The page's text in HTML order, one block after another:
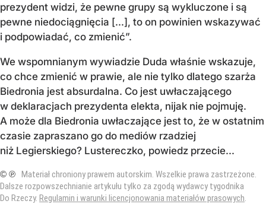
prezydent widzi, że pewne grupy są wykluczone i są
pewne niedociągnięcia [...], to on powinien wskazywać
i podpowiadać, co zmienić”.
We wspomnianym wywiadzie Duda właśnie wskazuje,
co chce zmienić w prawie, ale nie tylko dlatego szarża
Biedronia jest absurdalna. Co jest uwłaczającego
w deklaracjach prezydenta elekta, nijak nie pojmuję.
A może dla Biedronia uwłaczające jest to, że w ostatnim
czasie zapraszano go do mediów rzadziej
niż Legierskiego? Lustereczko, powiedz przecie...
© ℗ Materiał chroniony prawem autorskim. Wszelkie prawa zastrzeżone.
Dalsze rozpowszechnianie artykułu tylko za zgodą wydawcy tygodnika
Do Rzeczy. Regulamin i warunki licencjonowania materiałów prasowych.